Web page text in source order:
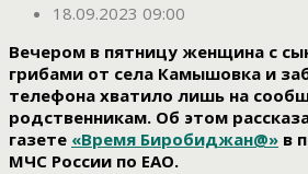
18.09.2023 09:00
Вечером в пятницу женщина с
грибами от села Камышовка и
телефона хватило лишь на
родственникам. Об этом
газете «Время Биробиджан@» в
МЧС России по ЕАО.